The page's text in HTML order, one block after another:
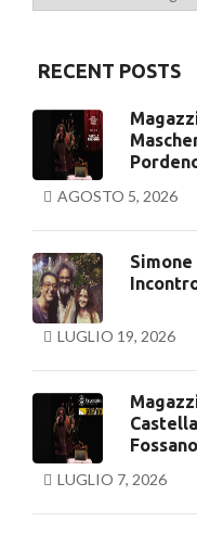
RECENT POSTS
AGOSTO 5, 2026
LUGLIO 19, 2026
Fossano
LUGLIO 7, 2026